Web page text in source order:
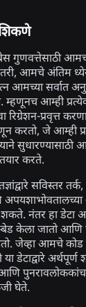
गुणवत्तेसाठी
तरी, आमचे अंतिम
आमच्या सर्वात
म्हणूनच आम्ही
प्रवृत्त
करतो, जे आम्ही
सुधारण्यासाठी
करते.
सविस्तर तर्क,
नंतर हा डेटा
जातो आणि
जेव्हा आमचे कोड
डेटाद्वारे
घेते.